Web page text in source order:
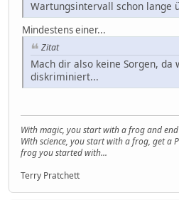
Wartungsintervall schon lange
Mindestens einer...
Zitat
Mach dir also keine Sorgen, da
diskriminiert...
With magic, you start with a frog and
With science, you start with a frog, get a
frog you started with...
Terry Pratchett